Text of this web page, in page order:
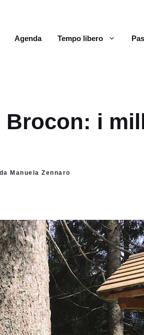
Agenda Tempo libero
Brocon: i
Manuela Zennaro